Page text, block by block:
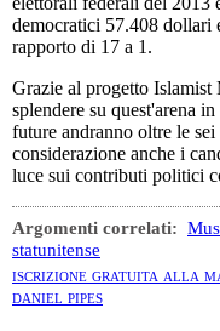
democratici 57.408 dollari
rapporto di 17 a 1.
Grazie al progetto
splendere su quest'arena
future andranno oltre le
considerazione anche i
luce sui contributi politici
Argomenti correlati:
statunitense
iscrizione gratuita alla
daniel pipes